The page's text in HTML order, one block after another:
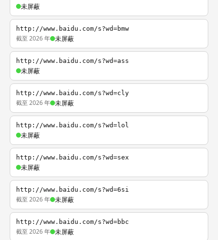
未屏蔽
http://www.baidu.com/s?wd=bmw
截至 2026 年 未屏蔽
http://www.baidu.com/s?wd=ass
未屏蔽
http://www.baidu.com/s?wd=cly
截至 2026 年 未屏蔽
http://www.baidu.com/s?wd=lol
未屏蔽
http://www.baidu.com/s?wd=sex
未屏蔽
http://www.baidu.com/s?wd=6si
截至 2026 年 未屏蔽
http://www.baidu.com/s?wd=bbc
截至 2026 年 未屏蔽